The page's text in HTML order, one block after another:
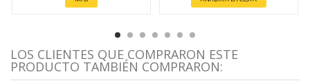
LOS CLIENTES QUE COMPRARON ESTE
PRODUCTO TAMBIÉN COMPRARON: